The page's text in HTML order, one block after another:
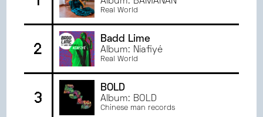
NOVEMBRE2024
OCTOBRE2024
SEPTEMBRE2024
JUIN2024
2024
AVRIL2024
MARS2024
2024
TOURS
ANGERS
RENNES
AMIENS
DIJON
BREST
MONTPELLIER
ORLÉANS
Real World
2
Badd Lime
Album: Niafiyé
Real World
3
BOLD
Album: BOLD
Chinese man records